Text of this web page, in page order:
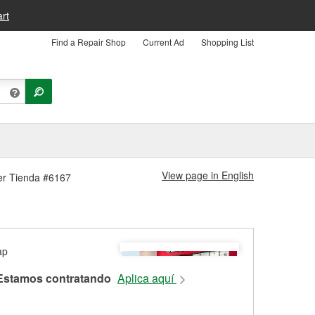
Find a Repair Shop Current Ad Shopping List
Tienda #6167 View page in English
contratando Aplica aquí